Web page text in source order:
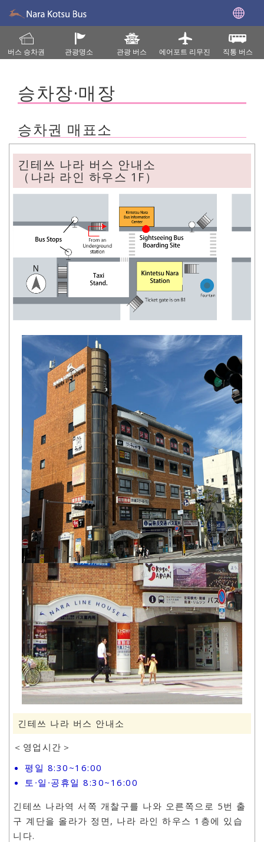
버스 승차권 관광명소 관광 버스 에어포트 리무진 직통 버스
승차장·매장
승차권 매표소
긴테쓰 나라 버스 안내소
（나라 라인 하우스 1F）
긴테쓰 나라 버스 안내소
＜영업시간＞
평일 8:30~16:00
토∙일∙공휴일 8:30~16:00
긴테쓰 나라역 서쪽 개찰구를 나와 오른쪽으로 5번 출
구 계단을 올라가 정면, 나라 라인 하우스 1층에 있습
니다.